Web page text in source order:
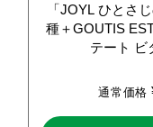
「JOYL ひとさ
種＋GOUTIS
テート ビ
通常価格